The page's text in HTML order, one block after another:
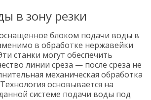
в зону резки
блоком подачи воды в
в обработке нержавейки
станки могут обеспечить
линии среза — после среза не
механическая обработка
основывается на
системе подачи воды под